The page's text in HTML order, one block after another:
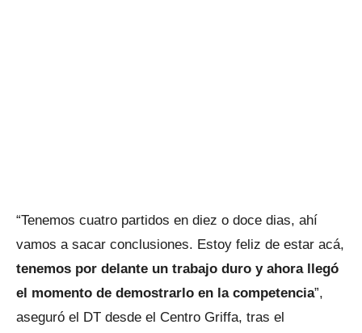
“Tenemos cuatro partidos en diez o doce dias, ahí
vamos a sacar conclusiones. Estoy feliz de estar acá,
tenemos por delante un trabajo duro y ahora llegó
el momento de demostrarlo en la competencia”,
aseguró el DT desde el Centro Griffa, tras el